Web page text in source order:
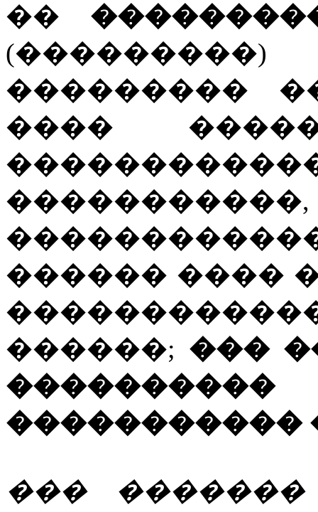
��
���������
����
������ ����
������; ���
�����������
���